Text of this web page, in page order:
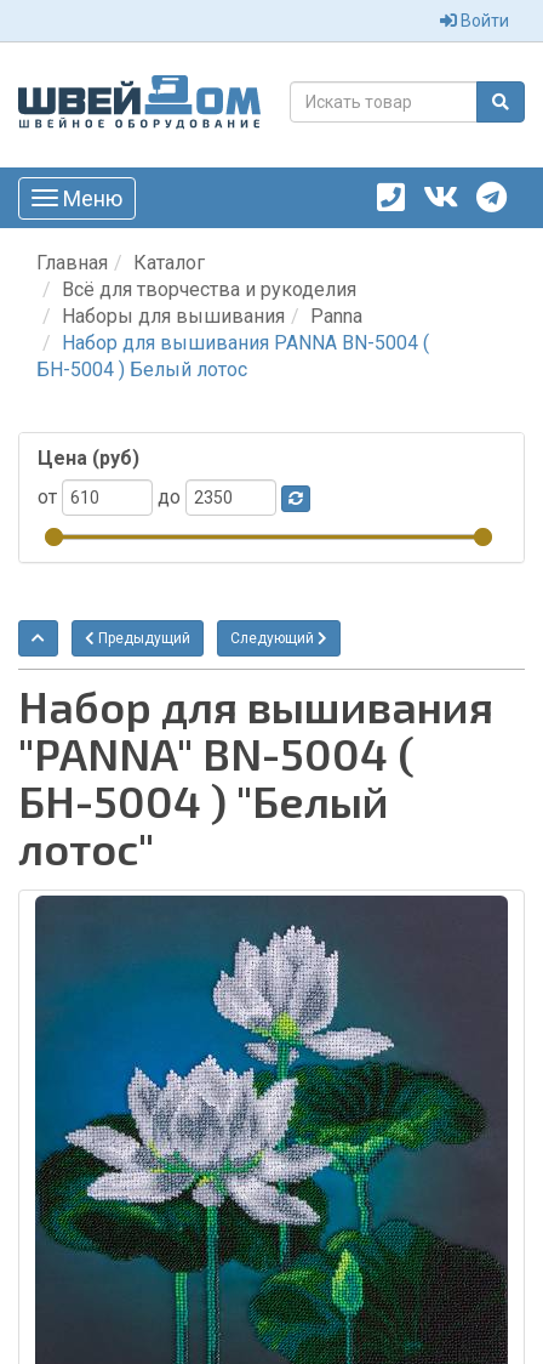
Войти
Toggle
navigation
Меню
Главная
Каталог
Всё для творчества и рукоделия
Наборы для вышивания
Panna
Набор для вышивания PANNA BN-5004 (
БН-5004 ) Белый лотос
Цена (руб)
от
до
Предыдущий Следующий
Набор для вышивания
"PANNA" BN-5004 (
БН-5004 ) "Белый
лотос"